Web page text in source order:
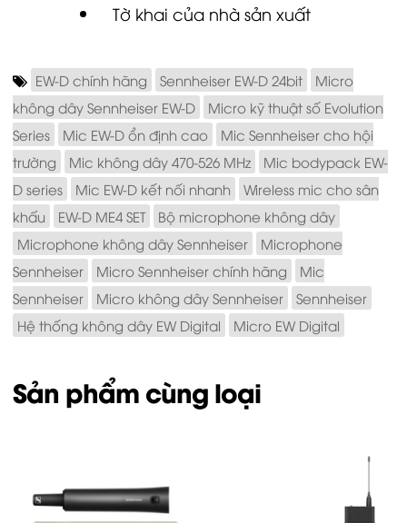
Tờ khai của nhà sản xuất
EW-D chính hãng Sennheiser EW-D 24bit
Micro
không dây Sennheiser EW-D
Micro kỹ thuật số Evolution
Series
Mic EW-D ổn định cao
Mic Sennheiser cho hội
trường
Mic không dây 470-526 MHz
Mic bodypack EW-
D series
Mic EW-D kết nối nhanh
Wireless mic cho sân
khấu
EW-D ME4 SET
Bộ microphone không dây
Microphone không dây Sennheiser
Microphone
Sennheiser
Micro Sennheiser chính hãng
Mic
Sennheiser
Micro không dây Sennheiser
Sennheiser
Hệ thống không dây EW Digital
Micro EW Digital
Sản phẩm cùng loại